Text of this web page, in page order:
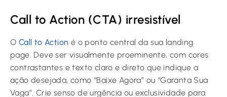
Call to Action (CTA) irresistível
O Call to Action é o ponto central da sua landing
page. Deve ser visualmente proeminente, com cores
contrastantes e texto claro e direto que indique a
ação desejada, como “Baixe Agora” ou “Garanta Sua
Vaga”. Crie senso de urgência ou exclusividade para